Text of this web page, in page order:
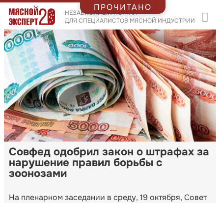
НЕЗАВИСИМЫЙ ПОРТАЛ
ДЛЯ СПЕЦИАЛИСТОВ МЯСНОЙ ИНДУСТРИИ
Совфед одобрил закон о штрафах за
нарушение правил борьбы с
зоонозами
На пленарном заседании в среду, 19 октября, Совет
ПРОЧИТАНО